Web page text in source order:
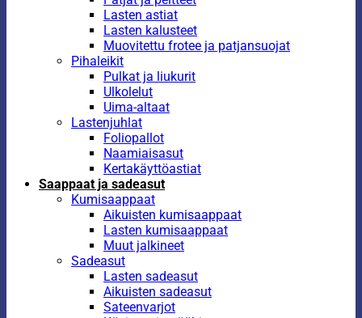
Lasten astiat
Lasten kalusteet
Muovitettu frotee ja patjansuojat
Pihaleikit
Pulkat ja liukurit
Ulkolelut
Uima-altaat
Lastenjuhlat
Foliopallot
Naamiaisasut
Kertakäyttöastiat
Saappaat ja sadeasut
Kumisaappaat
Aikuisten kumisaappaat
Lasten kumisaappaat
Muut jalkineet
Sadeasut
Lasten sadeasut
Aikuisten sadeasut
Sateenvarjot